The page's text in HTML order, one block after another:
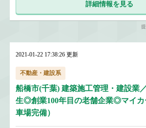
詳細情報を見る
2021-01-22 17:38:26 更新
不動産・建設系
船橋市(千葉) 建築施工管理・建設業
生◎創業100年目の老舗企業◎マイカ
車場完備）